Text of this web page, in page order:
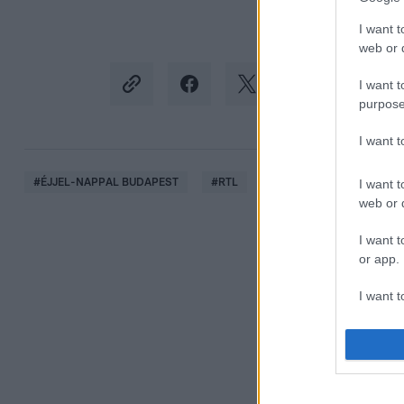
I want
web or
I want
I want
I want
web or
I want
or app.
I want
I want
#ÉJJEL-NAPPAL BUDAPEST #RTL #